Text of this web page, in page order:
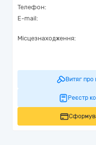
Телефон:
E-mail:
Місцезнаходження:
Витяг про
Реєстр